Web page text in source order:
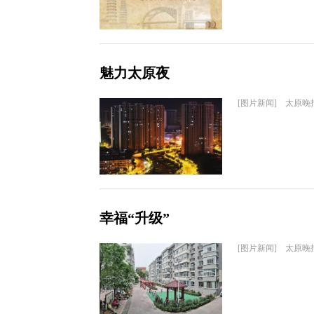
魅力太原夜
[图片新闻] 太原晚
幸福“升级”
[图片新闻] 太原晚